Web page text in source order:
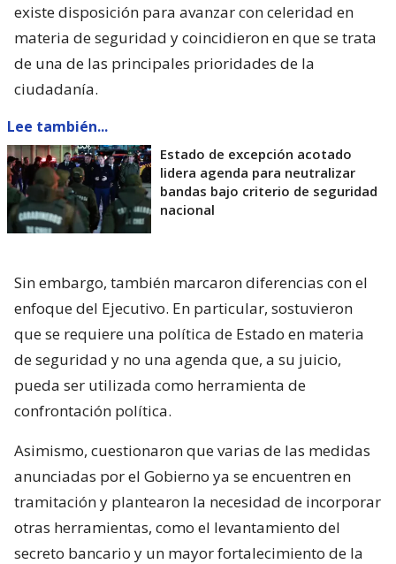
existe disposición para avanzar con celeridad en
materia de seguridad y coincidieron en que se trata
de una de las principales prioridades de la
ciudadanía.
Lee también...
Estado de excepción acotado
lidera agenda para neutralizar
bandas bajo criterio de seguridad
nacional
Sin embargo, también marcaron diferencias con el
enfoque del Ejecutivo. En particular, sostuvieron
que se requiere una política de Estado en materia
de seguridad y no una agenda que, a su juicio,
pueda ser utilizada como herramienta de
confrontación política.
Asimismo, cuestionaron que varias de las medidas
anunciadas por el Gobierno ya se encuentren en
tramitación y plantearon la necesidad de incorporar
otras herramientas, como el levantamiento del
secreto bancario y un mayor fortalecimiento de la